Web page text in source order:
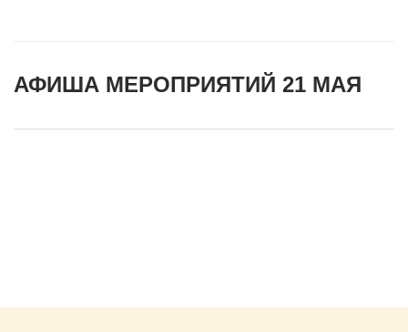
АФИША МЕРОПРИЯТИЙ 21 МАЯ